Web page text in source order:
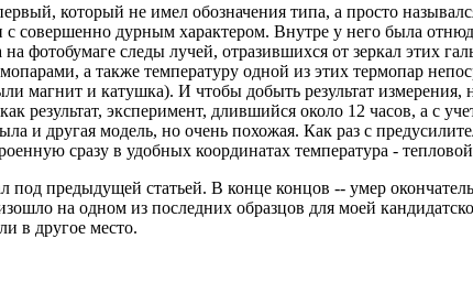
который не имел обозначения типа, а просто
совершенно дурным характером. Внутре у него была
на фотобумаге следы лучей, отразившихся от зеркал этих
а также температуру одной из этих термопар
магнит и катушка). И чтобы добыть результат
результат, эксперимент, длившийся около 12 часов, а с
и другая модель, но очень похожая. Как раз с
сразу в удобных координатах температура -
предыдущей статьей. В конце концов -- умер
на одном из последних образцов для моей
в другое место.